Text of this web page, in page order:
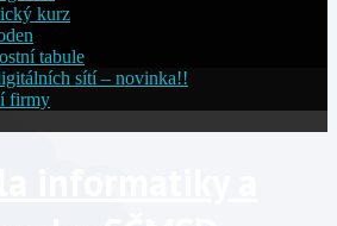
kurz
tabule
sítí – novinka!!
firmy